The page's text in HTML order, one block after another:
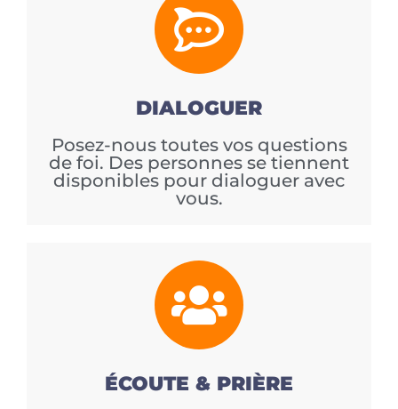
DIALOGUER
Posez-nous toutes vos questions
de foi. Des personnes se tiennent
disponibles pour dialoguer avec
vous.
ÉCOUTE & PRIÈRE